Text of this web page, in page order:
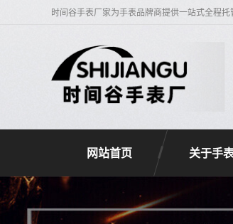
时间谷手表厂家为手表品牌商提供一站式全程托
网站首页 关于手